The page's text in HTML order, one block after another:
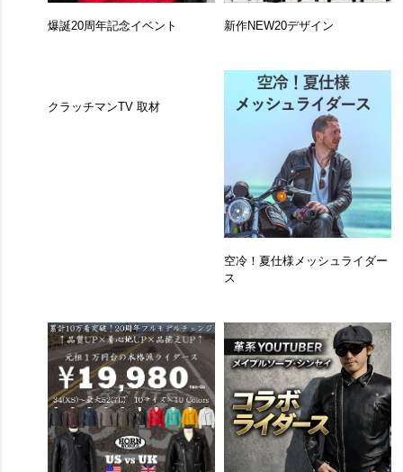
爆誕20周年記念イベント 新作NEW20デザイン
クラッチマンTV 取材
空冷！夏仕様メッシュライダー
ス